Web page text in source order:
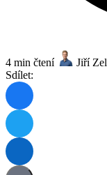
4 min čtení
Jiří
Sdílet: